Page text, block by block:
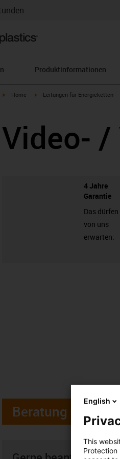
Produktinformationen
igus-icon-arrow-right
Home igus-icon-arrow-right
Leitungen für Energieketten
Video-
4 Jahre
Garantie
Das dürfen
von uns
erwarten.
Beratung
English
This
Protection